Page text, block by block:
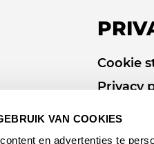
VAN COOKIES
en advertenties te
Cookie
Privacy